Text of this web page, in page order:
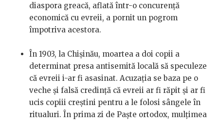
diaspora greacă, aflată într-o concurență
economică cu evreii, a pornit un pogrom
împotriva acestora.
În 1903, la Chișinău, moartea a doi copii a
determinat presa antisemită locală să speculeze
că evreii i-ar fi asasinat. Acuzația se baza pe o
veche și falsă credință că evreii ar fi răpit și ar fi
ucis copiii creștini pentru a le folosi sângele în
ritualuri. În prima zi de Paște ortodox, mulțimea